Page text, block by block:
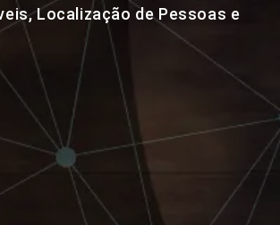
Localização de Pessoas e